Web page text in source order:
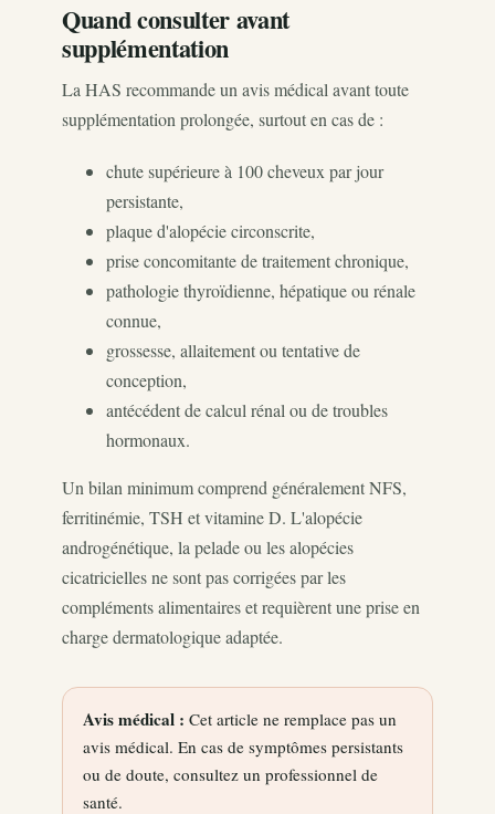
Quand consulter avant
supplémentation
La HAS recommande un avis médical avant toute
supplémentation prolongée, surtout en cas de :
chute supérieure à 100 cheveux par jour
persistante,
plaque d'alopécie circonscrite,
prise concomitante de traitement chronique,
pathologie thyroïdienne, hépatique ou rénale
connue,
grossesse, allaitement ou tentative de
conception,
antécédent de calcul rénal ou de troubles
hormonaux.
Un bilan minimum comprend généralement NFS,
ferritinémie, TSH et vitamine D. L'alopécie
androgénétique, la pelade ou les alopécies
cicatricielles ne sont pas corrigées par les
compléments alimentaires et requièrent une prise en
charge dermatologique adaptée.
Avis médical : Cet article ne remplace pas un
avis médical. En cas de symptômes persistants
ou de doute, consultez un professionnel de
santé.